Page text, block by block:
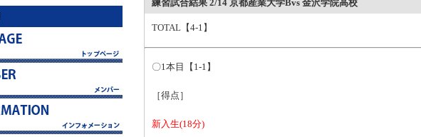
練習試合結果 2/14 京都産業大学Bvs 金沢学院高校
TOTAL【4-1】
〇1本目【1-1】
［得点］
新入生(18分)